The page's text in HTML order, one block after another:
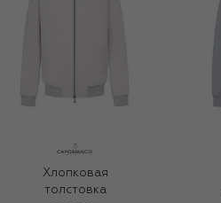
Хлопковая
толстовка